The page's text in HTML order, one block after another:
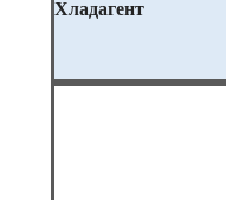
Хладагент